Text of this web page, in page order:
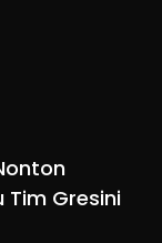
Tim Gresini